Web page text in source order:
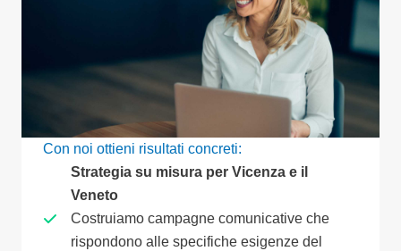
Con noi ottieni risultati concreti:
Strategia su misura per Vicenza e il
Veneto
Costruiamo campagne comunicative che
rispondono alle specifiche esigenze del